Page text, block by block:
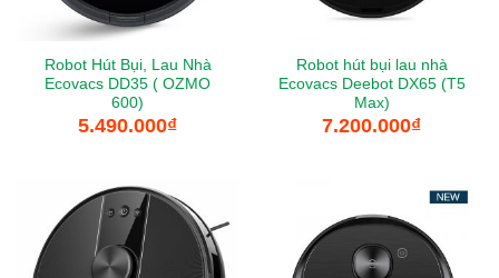
Robot Hút Bụi, Lau Nhà
Ecovacs DD35 ( OZMO
600)
5.490.000₫
Robot hút bụi lau nhà
Ecovacs Deebot DX65 (T5
Max)
7.200.000₫